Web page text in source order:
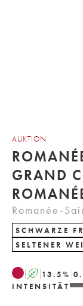
AUKTION
GRAND
Romanée-
SCHWARZE
SELTENER
A 13.5%
INTENSITÄT